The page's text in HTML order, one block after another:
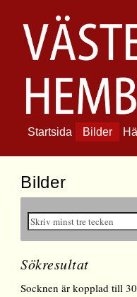
Startsida Bilder
Bilder
Sökresultat
Socknen är kopplad till